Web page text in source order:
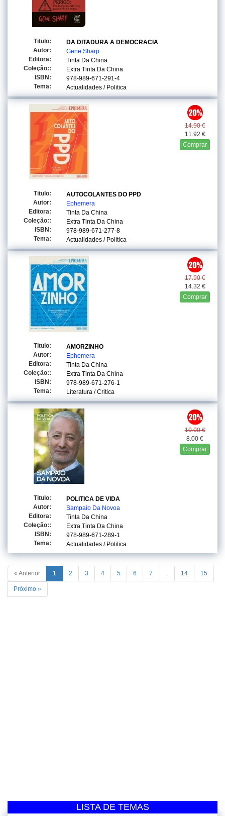
Titulo:
DA DITADURA A DEMOCRACIA
Autor:
Gene Sharp
Editora:
Tinta Da China
Coleção::
Extra Tinta Da China
ISBN:
978-989-671-291-4
Tema:
Actualidades / Politica
14.90 €
11.92 €
Comprar
Titulo:
AUTOCOLANTES DO PPD
Autor:
Ephemera
Editora:
Tinta Da China
Coleção::
Extra Tinta Da China
ISBN:
978-989-671-277-8
Tema:
Actualidades / Politica
17.90 €
14.32 €
Comprar
Titulo:
AMORZINHO
Autor:
Ephemera
Editora:
Tinta Da China
Coleção::
Extra Tinta Da China
ISBN:
978-989-671-276-1
Tema:
Literatura / Critica
10.00 €
8.00 €
Comprar
Titulo:
POLITICA DE VIDA
Autor:
Sampaio Da Novoa
Editora:
Tinta Da China
Coleção::
Extra Tinta Da China
ISBN:
978-989-671-289-1
Tema:
Actualidades / Politica
« Anterior 1 2 3 4 5 6 7 .. 14 15
Próximo »
LISTA DE TEMAS